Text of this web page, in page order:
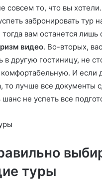
совсем то, что вы
забронировать тур
вам останется лишь
видео. Во-вторых,
в другую гостиницу, не
И если
то лучше все документы
шанс не успеть все
туры